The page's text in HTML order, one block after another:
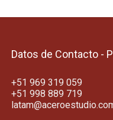
Datos de Contacto -
+51 969 319 059
+51 998 889 719